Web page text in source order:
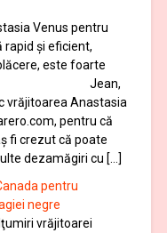
Venus pentru
și eficient,
este foarte
Jean,
vrăjitoarea Anastasia
pentru că
fi crezut că poate
dezamăgiri cu […]
pentru
negre
vrăjitoarei